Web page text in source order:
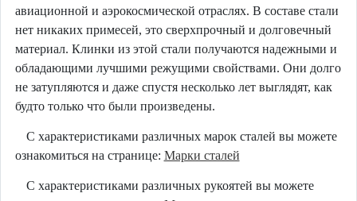
авиационной и аэрокосмической отраслях. В составе стали
нет никаких примесей, это сверхпрочный и долговечный
материал. Клинки из этой стали получаются надежными и
обладающими лучшими режущими свойствами. Они долго
не затупляются и даже спустя несколько лет выглядят, как
будто только что были произведены.
С характеристиками различных марок сталей вы можете
ознакомиться на странице: Марки сталей
С характеристиками различных рукоятей вы можете